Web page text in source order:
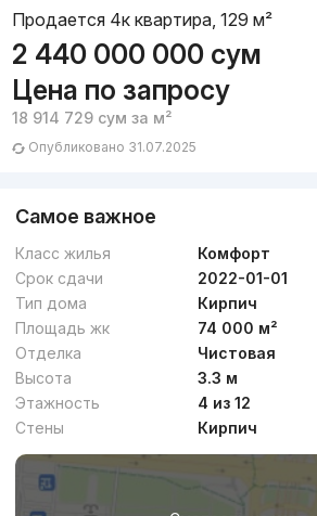
Продается 4к квартира, 129 м²
2 440 000 000 сум
Цена по запросу
18 914 729 сум за м²
Опубликовано 31.07.2025
Самое важное
Класс жилья
Комфорт
Срок сдачи
2022-01-01
Тип дома
Кирпич
Площадь жк
74 000 м²
Отделка
Чистовая
Высота
3.3 м
Этажность
4 из 12
Стены
Кирпич